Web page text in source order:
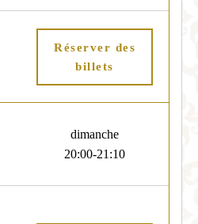
Réserver des
billets
dimanche
20:00-21:10